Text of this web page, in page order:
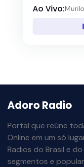
Ao Vivo:
Adoro Radio
Portal que reúne
Online em um só
Radios do Brasil e
segmentos e